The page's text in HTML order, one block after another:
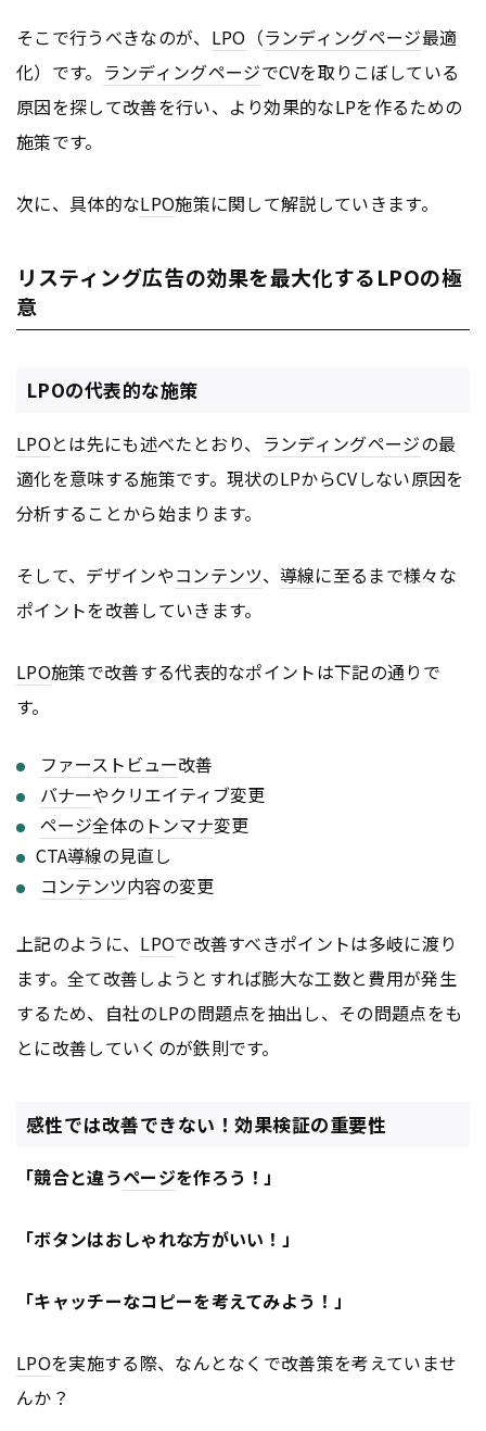
そこで行うべきなのが、 LPO （ランディングページ最適
化）です。 ランディングページでCVを取りこぼしている
原因を探して改善を行い、より効果的なLPを作るための
施策です。
次に、具体的なLPO施策に関して解説していきます。
リスティング広告の効果を最大化するLPOの極
意
LPOの代表的な施策
LPOとは先にも述べたとおり、 ランディングページの最
適化を意味する施策です。現状のLPからCVしない原因を
分析することから始まります。
そして、デザインやコンテンツ、 導線に至るまで様々な
ポイントを改善していきます。
LPO施策で改善する代表的なポイントは下記の通りで
す。
ファーストビュー改善
バナーやクリエイティブ変更
ページ全体の トンマナ変更
CTA導線の見直し
コンテンツ内容の変更
上記のように、 LPOで改善すべきポイントは多岐に渡り
ます。全て改善しようとすれば膨大な工数と費用が発生
するため、自社のLPの問題点を抽出し、その問題点をも
とに改善していくのが鉄則です。
感性では改善できない！効果検証の重要性
「競合と違うページを作ろう！」
「ボタンはおしゃれな方がいい！」
「キャッチーなコピーを考えてみよう！」
LPOを実施する際、なんとなくで改善策を考えていませ
んか？